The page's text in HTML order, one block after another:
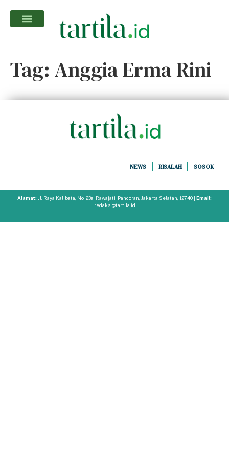
Tag: Anggia Erma Rini
NEWS RISALAH SOSOK
Alamat: Jl. Raya Kalibata, No. 23a, Rawajati, Pancoran, Jakarta Selatan, 12740 | Email:
redaksi@tartila.id